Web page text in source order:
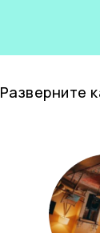
Разверните